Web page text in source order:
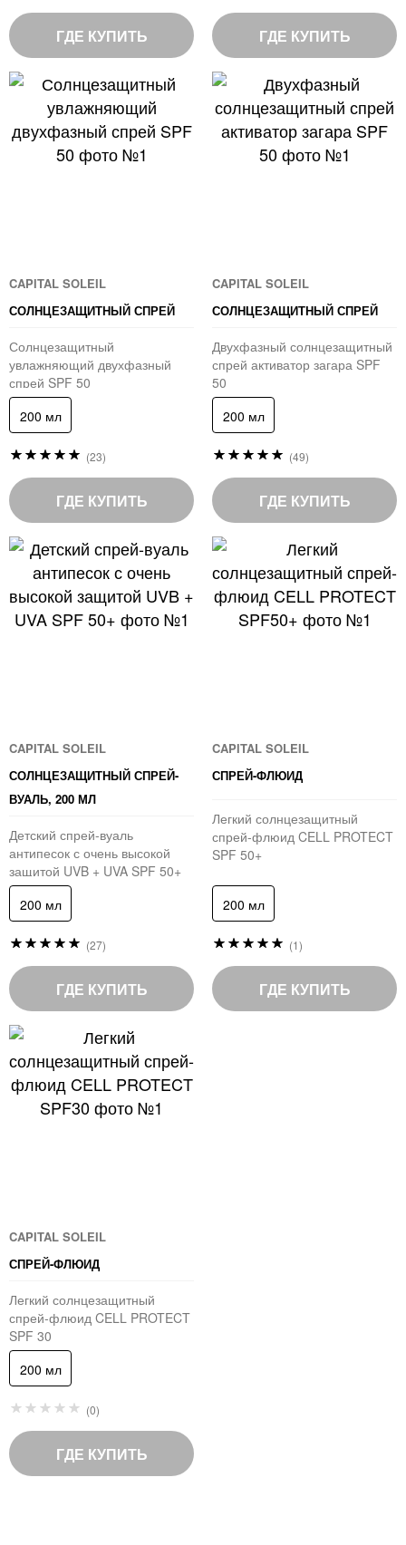
of
100
ГДЕ КУПИТЬ
of
100
ГДЕ КУПИТЬ
CAPITAL SOLEIL
СОЛНЦЕЗАЩИТНЫЙ СПРЕЙ
Солнцезащитный
увлажняющий двухфазный
спрей SPF 50
200 мл
Рейтинг:
of
100
(23)
ГДЕ КУПИТЬ
CAPITAL SOLEIL
СОЛНЦЕЗАЩИТНЫЙ СПРЕЙ
Двухфазный солнцезащитный
спрей активатор загара SPF
50
200 мл
Рейтинг:
of
100
(49)
ГДЕ КУПИТЬ
CAPITAL SOLEIL
СОЛНЦЕЗАЩИТНЫЙ СПРЕЙ-
ВУАЛЬ, 200 МЛ
Детский спрей-вуаль
антипесок с очень высокой
защитой UVB + UVA SPF 50+
200 мл
Рейтинг:
of
100
(27)
ГДЕ КУПИТЬ
CAPITAL SOLEIL
СПРЕЙ-ФЛЮИД
Легкий солнцезащитный
спрей-флюид CELL PROTECT
SPF 50+
200 мл
Рейтинг:
of
100
(1)
ГДЕ КУПИТЬ
CAPITAL SOLEIL
СПРЕЙ-ФЛЮИД
Легкий солнцезащитный
спрей-флюид CELL PROTECT
SPF 30
200 мл
Рейтинг:
of
100
(0)
ГДЕ КУПИТЬ